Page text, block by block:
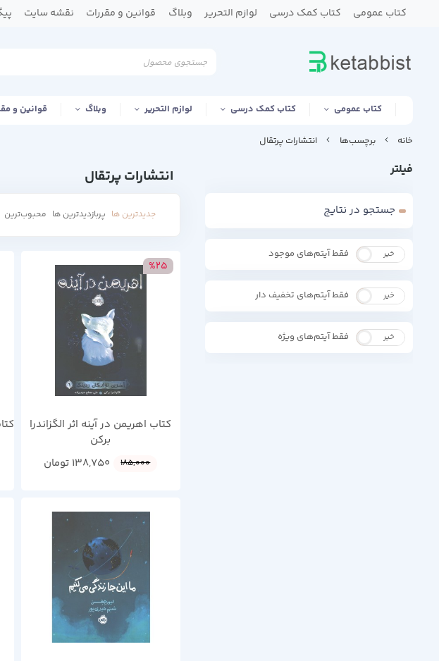
کتاب عمومی کتاب کمک درسی لوازم التحریر وبلاگ قوانین و مقررات نقشه سایت
کتاب عمومی کتاب کمک درسی لوازم التحریر وبلاگ قوانین و
خانه برچسب‌ها انتشارات پرتقال
فیلتر
جستجو در نتایج
بله خیر فقط آیتم‌های موجود
بله خیر فقط آیتم‌های تخفیف دار
بله خیر فقط آیتم‌های ویژه
انتشارات پرتقال
جدیدترین ها پربازدیدترین ها محبوب‌‌ترین
کتاب اهریمن در آینه اثر الگزاندرا
برکن
%25
185,000
138,750 تومان